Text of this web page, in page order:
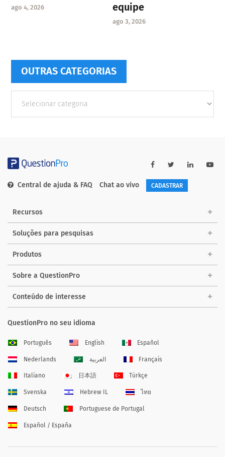
ago 4, 2026
equipe
ago 3, 2026
OUTRAS CATEGORIAS
Categorias
Central de ajuda & FAQ Chat ao vivo CADASTRAR
Recursos
Soluções para pesquisas
Produtos
Sobre a QuestionPro
Conteúdo de interesse
QuestionPro no seu idioma
Português English Español
Nederlands العربية Français
Italiano 日本語 Türkçe
Svenska Hebrew IL ไทย
Deutsch Portuguese de Portugal
Español / España